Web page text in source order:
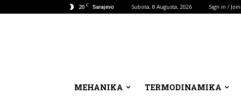
20 C Sarajevo Subota, 8 Augusta, 2026 Sign in / Join
MEHANIKA TERMODINAMIKA